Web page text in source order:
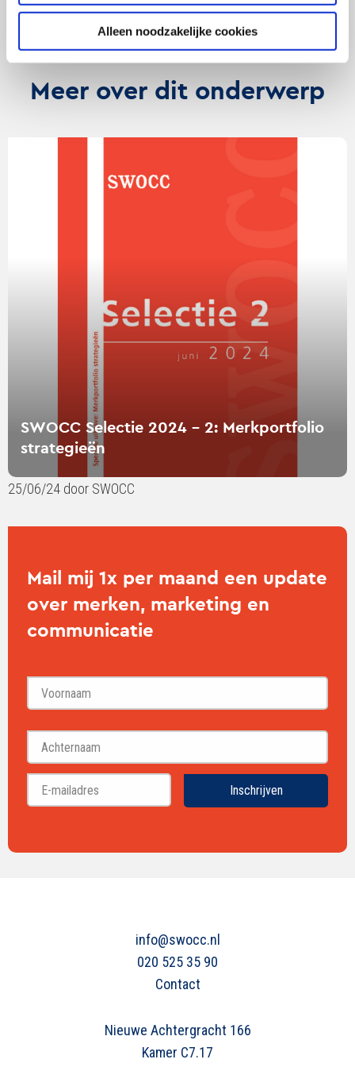
Alleen noodzakelijke cookies
Meer over dit onderwerp
SWOCC Selectie 2024 - 2: Merkportfolio
strategieën
25/06/24 door SWOCC
Mail mij 1x per maand een update
over merken, marketing en
communicatie
Voornaam
Inschrijven
info@swocc.nl
020 525 35 90
Contact
Nieuwe Achtergracht 166
Kamer C7.17